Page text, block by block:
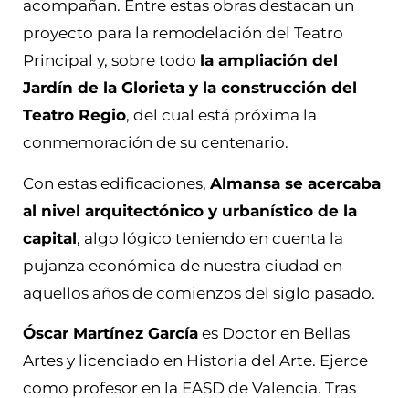
acompañan. Entre estas obras destacan un
proyecto para la remodelación del Teatro
Principal y, sobre todo la ampliación del
Jardín de la Glorieta y la construcción del
Teatro Regio, del cual está próxima la
conmemoración de su centenario.
Con estas edificaciones, Almansa se acercaba
al nivel arquitectónico y urbanístico de la
capital, algo lógico teniendo en cuenta la
pujanza económica de nuestra ciudad en
aquellos años de comienzos del siglo pasado.
Óscar Martínez García es Doctor en Bellas
Artes y licenciado en Historia del Arte. Ejerce
como profesor en la EASD de Valencia. Tras